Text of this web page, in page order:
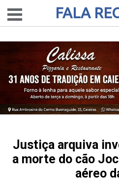
FALA
Justiça arquiva
a morte do cão
aéreo